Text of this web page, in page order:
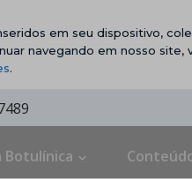
em seu dispositivo,
navegando em nosso
.
Botulínica